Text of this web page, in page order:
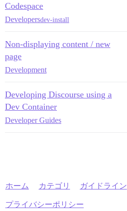
Codespace
Developersdev-install
Non-displaying content / new
page
Development
Developing Discourse using a
Dev Container
Developer Guides
ホーム カテゴリ ガイドライン
プライバシーポリシー